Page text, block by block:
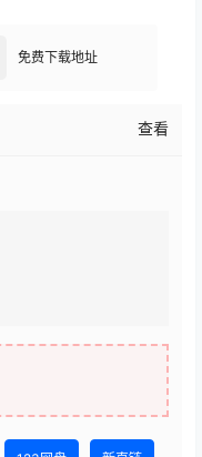
免费下载地址
查看